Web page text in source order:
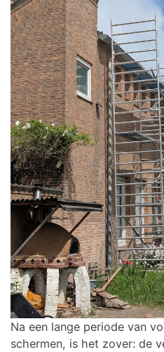
Na een lange periode van
schermen, is het zover: de